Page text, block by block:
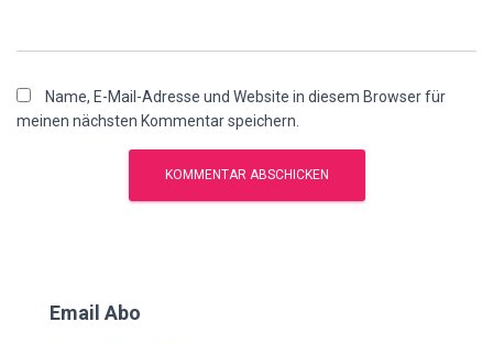
Name, E-Mail-Adresse und Website in diesem Browser für
meinen nächsten Kommentar speichern.
Email Abo